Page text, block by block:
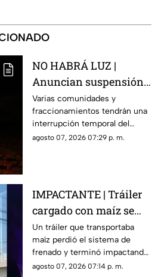
NO HABRÁ LUZ |
Anuncian suspensión
del suministro eléctrico
en Querétaro; estás
serán las zonas
afectadas
Varias comunidades y
fraccionamientos tendrán una
interrupción temporal del
servicio eléctrico durante
agosto 07, 2026 07:29 p. m.
IMPACTANTE | Tráiler
cargado con maíz se
queda sin frenos y
embiste a siete
vehículos
Un tráiler que transportaba
maíz perdió el sistema de
frenado y terminó impactando
a siete vehículos que
agosto 07, 2026 07:14 p. m.